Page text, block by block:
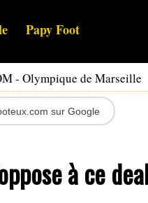
Papy Foot
- Olympique de Marseille
sur Google
à ce